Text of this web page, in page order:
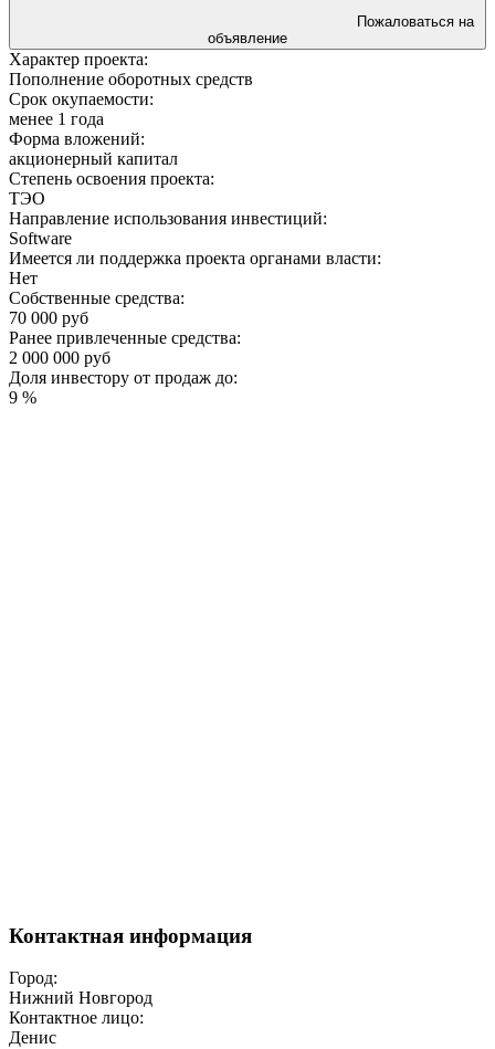
объявление
Характер проекта:
Пополнение оборотных средств
Срок окупаемости:
менее 1 года
Форма вложений:
акционерный капитал
Степень освоения проекта:
ТЭО
Направление использования инвестиций:
Software
Имеется ли поддержка проекта органами власти:
Нет
Собственные средства:
70 000 руб
Ранее привлеченные средства:
2 000 000 руб
Доля инвестору от продаж до:
9 %
Контактная информация
Город:
Нижний Новгород
Контактное лицо:
Денис